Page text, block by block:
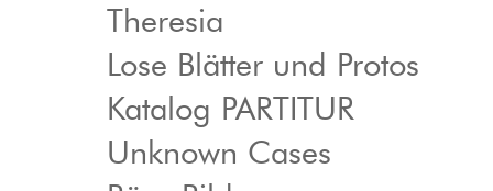
Theresia
Lose Blätter und Protos
Katalog PARTITUR
Unknown Cases